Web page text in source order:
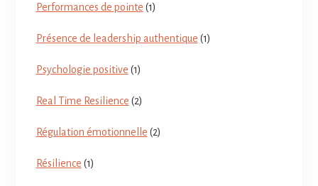
Performances de pointe (1)
Présence de leadership authentique (1)
Psychologie positive (1)
Real Time Resilience (2)
Régulation émotionnelle (2)
Résilience (1)